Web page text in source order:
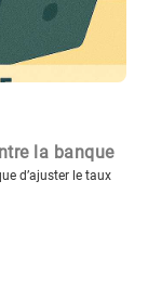
la banque
d’ajuster le taux